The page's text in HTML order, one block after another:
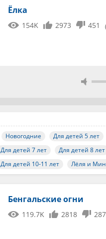
Ёлка
154K 2973 451
Новогодние
Для детей 5 лет
Для детей 7 лет
Для детей 8 лет
Для детей 10-11 лет Лёля и
Бенгальские огни
119.7K 2818 287